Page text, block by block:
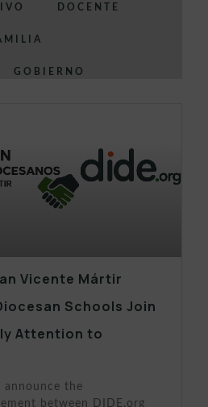
DOCENTE
GOBIERNO
Vicente Mártir
Schools Join
Attention to
announce the
between DIDE.org